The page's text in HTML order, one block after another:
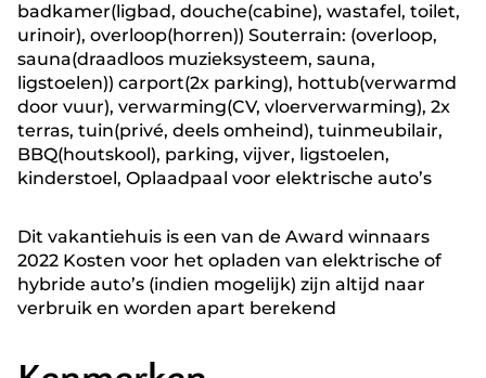
badkamer(ligbad, douche(cabine), wastafel, toilet,
urinoir), overloop(horren)) Souterrain: (overloop,
sauna(draadloos muzieksysteem, sauna,
ligstoelen)) carport(2x parking), hottub(verwarmd
door vuur), verwarming(CV, vloerverwarming), 2x
terras, tuin(privé, deels omheind), tuinmeubilair,
BBQ(houtskool), parking, vijver, ligstoelen,
kinderstoel, Oplaadpaal voor elektrische auto’s
Dit vakantiehuis is een van de Award winnaars
2022 Kosten voor het opladen van elektrische of
hybride auto’s (indien mogelijk) zijn altijd naar
verbruik en worden apart berekend